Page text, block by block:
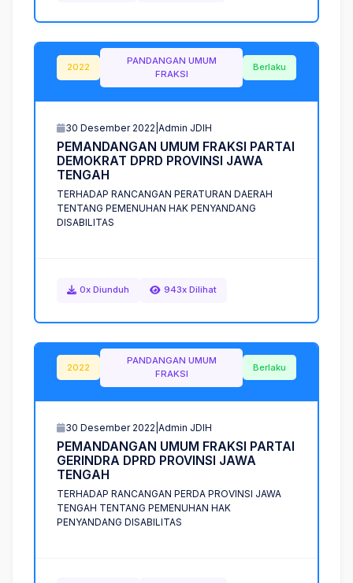
2022
PANDANGAN UMUM
FRAKSI
Berlaku
30 Desember 2022 Admin JDIH
PEMANDANGAN UMUM FRAKSI PARTAI
DEMOKRAT DPRD PROVINSI JAWA
TENGAH
TERHADAP RANCANGAN PERATURAN DAERAH
TENTANG PEMENUHAN HAK PENYANDANG
DISABILITAS
0x Diunduh 943x Dilihat
2022
PANDANGAN UMUM
FRAKSI
Berlaku
30 Desember 2022 Admin JDIH
PEMANDANGAN UMUM FRAKSI PARTAI
GERINDRA DPRD PROVINSI JAWA
TENGAH
TERHADAP RANCANGAN PERDA PROVINSI JAWA
TENGAH TENTANG PEMENUHAN HAK
PENYANDANG DISABILITAS